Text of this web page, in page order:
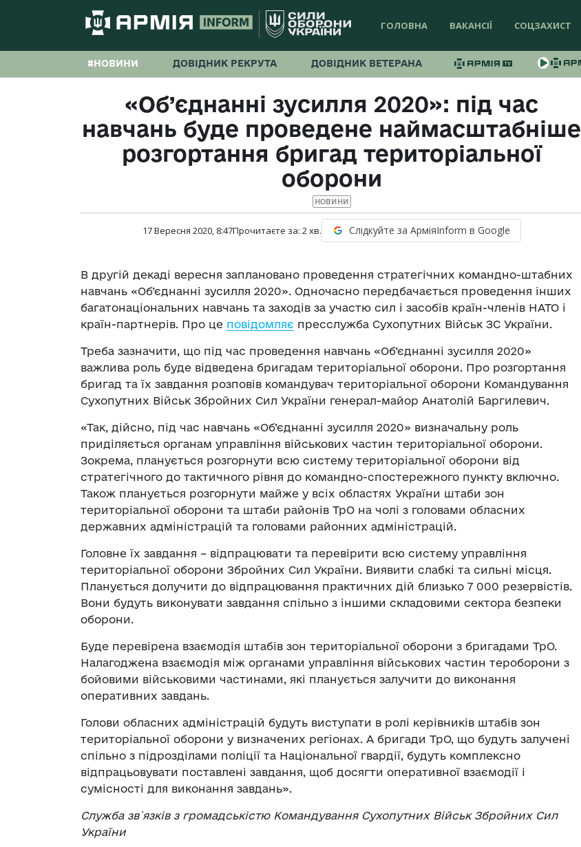
ГОЛОВНА ВАКАНСІЇ СОЦЗАХИСТ
#НОВИНИ ДОВІДНИК РЕКРУТА ДОВІДНИК ВЕТЕРАНА
«Об’єднанні зусилля 2020»: під час
навчань буде проведене наймасштабніше
розгортання бригад територіальної
оборони
НОВИНИ
17 Вересня 2020, 8:47Прочитаєте за: 2хв. Слідкуйте за АрміяInform в Google
В другій декаді вересня заплановано проведення стратегічних командно-штабних
навчань «Об’єднанні зусилля 2020». Одночасно передбачається проведення інших
багатонаціональних навчань та заходів за участю сил і засобів країн-членів НАТО і
країн-партнерів. Про це повідомляє пресслужба Сухопутних Військ ЗС України.
Треба зазначити, що під час проведення навчань «Об’єднанні зусилля 2020»
важлива роль буде відведена бригадам територіальної оборони. Про розгортання
бригад та їх завдання розповів командувач територіальної оборони Командування
Сухопутних Військ Збройних Сил України генерал-майор Анатолій Баргилевич.
«Так, дійсно, під час навчань «Об’єднанні зусилля 2020» визначальну роль
приділяється органам управління військових частин територіальної оборони.
Зокрема, планується розгорнути всю систему територіальної оборони від
стратегічного до тактичного рівня до командно-спостережного пункту включно.
Також планується розгорнути майже у всіх областях України штаби зон
територіальної оборони та штаби районів ТрО на чолі з головами обласних
державних адміністрацій та головами районних адміністрацій.
Головне їх завдання – відпрацювати та перевірити всю систему управління
територіальної оборони Збройних Сил України. Виявити слабкі та сильні місця.
Планується долучити до відпрацювання практичних дій близько 7 000 резервістів.
Вони будуть виконувати завдання спільно з іншими складовими сектора безпеки
оборони.
Буде перевірена взаємодія штабів зон територіальної оборони з бригадами ТрО.
Налагоджена взаємодія між органами управління військових частин тероборони з
бойовими військовими частинами, які планується залучити до виконання
оперативних завдань.
Голови обласних адміністрацій будуть виступати в ролі керівників штабів зон
територіальної оборони у визначених регіонах. А бригади ТрО, що будуть залучені
спільно з підрозділами поліції та Національної гвардії, будуть комплексно
відпрацьовувати поставлені завдання, щоб досягти оперативної взаємодії і
сумісності для виконання завдань».
Служба зв`язків з громадськістю Командування Сухопутних Військ Збройних Сил
України